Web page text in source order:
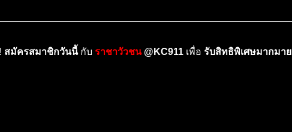
สมัครสมาชิกวันนี้กับ ราชาวัวชน@KC911 เพื่อ รับสิทธิพิเศษมากมาย